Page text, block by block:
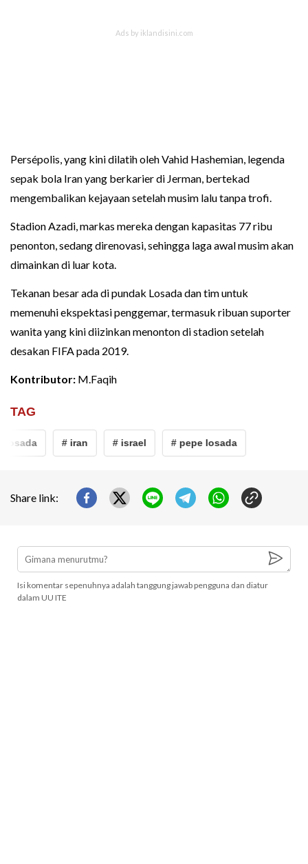
Persépolis, yang kini dilatih oleh Vahid Hashemian, legenda
sepak bola Iran yang berkarier di Jerman, bertekad
mengembalikan kejayaan setelah musim lalu tanpa trofi.
Stadion Azadi, markas mereka dengan kapasitas 77 ribu
penonton, sedang direnovasi, sehingga laga awal musim akan
dimainkan di luar kota.
Tekanan besar ada di pundak Losada dan tim untuk
memenuhi ekspektasi penggemar, termasuk ribuan suporter
wanita yang kini diizinkan menonton di stadion setelah
desakan FIFA pada 2019.
Kontributor: M.Faqih
TAG
# iran # israel # pepe losada
Share link:
Isi komentar sepenuhnya adalah tanggung jawab pengguna dan diatur
dalam UU ITE